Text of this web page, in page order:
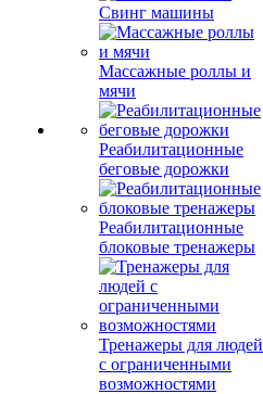
Свинг машины
Массажные роллы и
мячи
Реабилитационные
беговые дорожки
Реабилитационные
блоковые тренажеры
Тренажеры для людей
с ограниченными
возможностями